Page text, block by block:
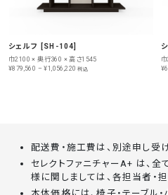
シェルフ [SH-104]
巾2100 × 奥行360 × 高さ1545
¥879,560 – ¥1,056,220 税込
配送費・施工費は、別途申し受け
セレクトファニチャーA+ は、
様に関しましては、各担当者・